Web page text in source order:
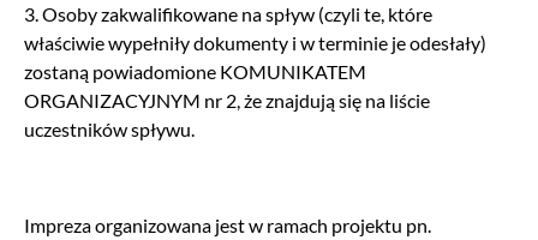
3. Osoby zakwalifikowane na spływ (czyli te, które
właściwie wypełniły dokumenty i w terminie je odesłały)
zostaną powiadomione KOMUNIKATEM
ORGANIZACYJNYM nr 2, że znajdują się na liście
uczestników spływu.
Impreza organizowana jest w ramach projektu pn.